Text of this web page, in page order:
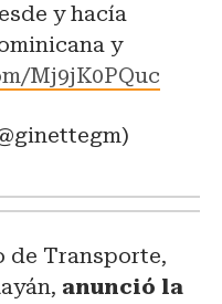
y hacía
y
Mj9jK0PQuc
de Transporte,
anunció la